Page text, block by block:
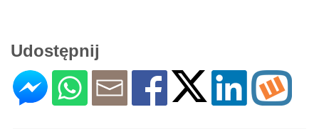
Udostępnij